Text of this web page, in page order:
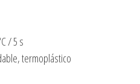
/ 5 s
termoplástico